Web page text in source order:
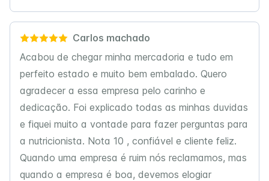
Carlos machado
Acabou de chegar minha mercadoria e tudo em
perfeito estado e muito bem embalado. Quero
agradecer a essa empresa pelo carinho e
dedicação. Foi explicado todas as minhas duvidas
e fiquei muito a vontade para fazer perguntas para
a nutricionista. Nota 10 , confiável e cliente feliz.
Quando uma empresa é ruim nós reclamamos, mas
quando a empresa é boa, devemos elogiar